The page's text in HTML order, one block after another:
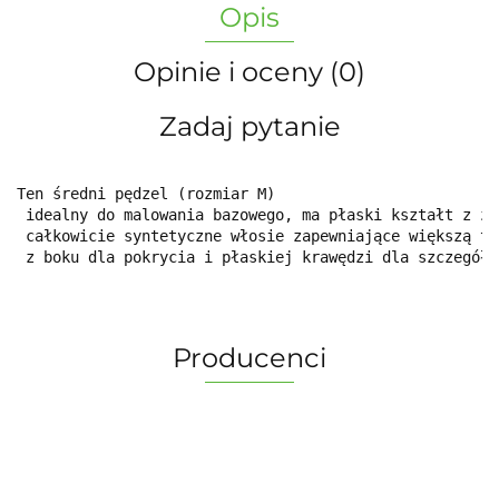
Opis
Opinie i oceny (0)
Zadaj pytanie
Ten średni pędzel (rozmiar M)
idealny do malowania bazowego, ma płaski kształt z
całkowicie syntetyczne włosie zapewniające większą
z boku dla pokrycia i płaskiej krawędzi dla
Producenci